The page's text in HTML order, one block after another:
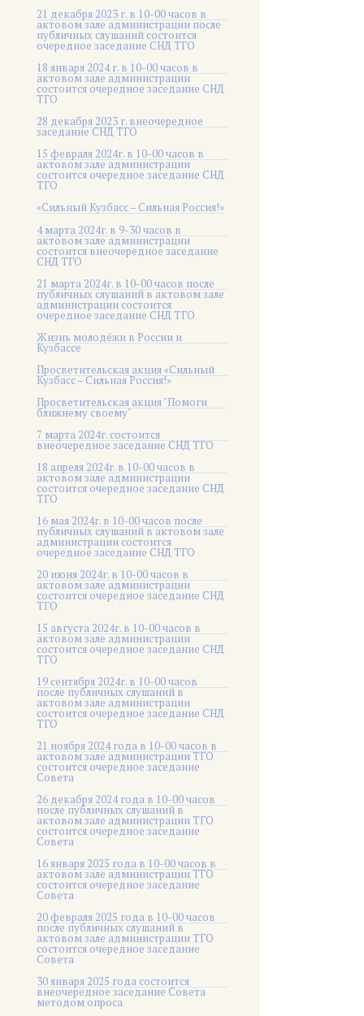
21 декабря 2023 г. в 10-00 часов в
актовом зале администрации после
публичных слушаний состоится
очередное заседание СНД ТГО
18 января 2024 г. в 10-00 часов в
актовом зале администрации
состоится очередное заседание СНД
ТГО
28 декабря 2023 г. внеочередное
заседание СНД ТГО
15 февраля 2024г. в 10-00 часов в
актовом зале администрации
состоится очередное заседание СНД
ТГО
«Сильный Кузбасс – Сильная Россия!»
4 марта 2024г. в 9-30 часов в
актовом зале администрации
состоится внеочередное заседание
СНД ТГО
21 марта 2024г. в 10-00 часов после
публичных слушаний в актовом зале
администрации состоится
очередное заседание СНД ТГО
Жизнь молодёжи в России и
Кузбассе
Просветительская акция «Сильный
Кузбасс – Сильная Россия!»
Просветительская акция "Помоги
ближнему своему"
7 марта 2024г. состоится
внеочередное заседание СНД ТГО
18 апреля 2024г. в 10-00 часов в
актовом зале администрации
состоится очередное заседание СНД
ТГО
16 мая 2024г. в 10-00 часов после
публичных слушаний в актовом зале
администрации состоится
очередное заседание СНД ТГО
20 июня 2024г. в 10-00 часов в
актовом зале администрации
состоится очередное заседание СНД
ТГО
15 августа 2024г. в 10-00 часов в
актовом зале администрации
состоится очередное заседание СНД
ТГО
19 сентября 2024г. в 10-00 часов
после публичных слушаний в
актовом зале администрации
состоится очередное заседание СНД
ТГО
21 ноября 2024 года в 10-00 часов в
актовом зале администрации ТГО
состоится очередное заседание
Совета
26 декабря 2024 года в 10-00 часов
после публичных слушаний в
актовом зале администрации ТГО
состоится очередное заседание
Совета
16 января 2025 года в 10-00 часов в
актовом зале администрации ТГО
состоится очередное заседание
Совета
20 февраля 2025 года в 10-00 часов
после публичных слушаний в
актовом зале администрации ТГО
состоится очередное заседание
Совета
30 января 2025 года состоится
внеочередное заседание Совета
методом опроса